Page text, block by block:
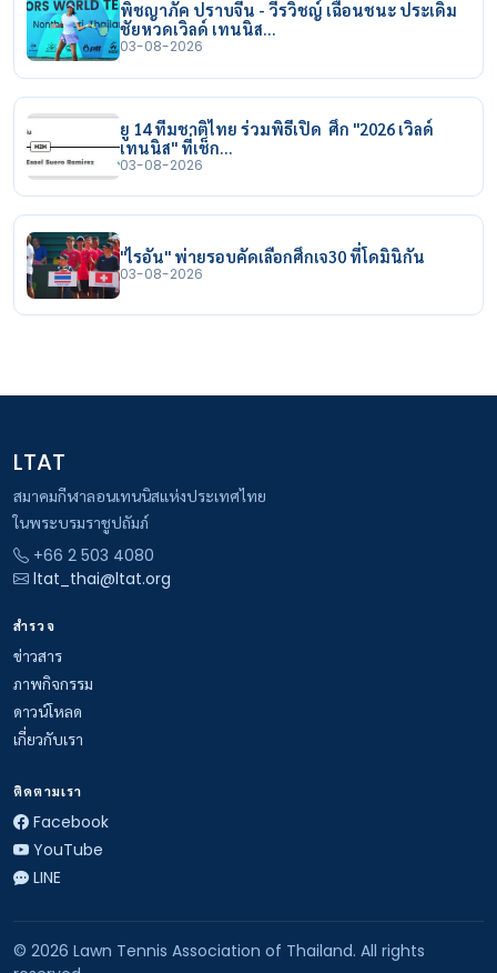
พิชญาภัค ปราบจีน - วีรวิชญ์ เฉือนชนะ ประเดิม
ชัยหวดเวิลด์ เทนนิส…
03-08-2026
ยู 14 ทีมชาติไทย ร่วมพิธีเปิด ศึก "2026 เวิลด์
เทนนิส" ที่เช็ก…
03-08-2026
"ไรอัน" พ่ายรอบคัดเลือกศึกเจ30 ที่โดมินิกัน
03-08-2026
LTAT
สมาคมกีฬาลอนเทนนิสแห่งประเทศไทย
ในพระบรมราชูปถัมภ์
+66 2 503 4080
ltat_thai@ltat.org
สำรวจ
ข่าวสาร
ภาพกิจกรรม
ดาวน์โหลด
เกี่ยวกับเรา
ติดตามเรา
Facebook
YouTube
LINE
© 2026 Lawn Tennis Association of Thailand. All rights